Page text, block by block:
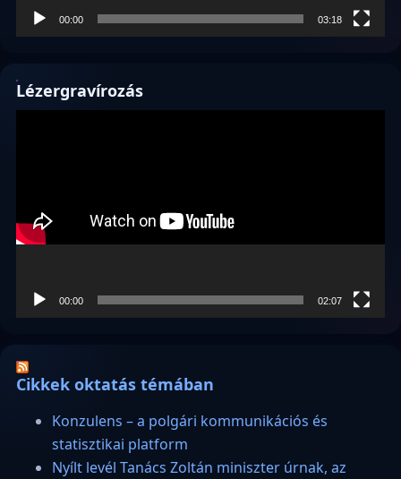
00:00 03:18
Lézergravírozás
00:00 02:07
Cikkek oktatás témában
Konzulens – a polgári kommunikációs és
statisztikai platform
Nyílt levél Tanács Zoltán miniszter úrnak, az